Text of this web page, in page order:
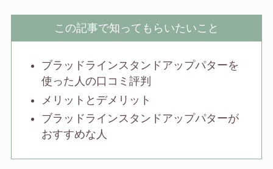
この記事で知ってもらいたいこと
ブラッドラインスタンドアップパターを
使った人の口コミ評判
メリットとデメリット
ブラッドラインスタンドアップパターが
おすすめな人